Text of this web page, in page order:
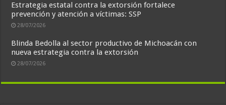
Estrategia estatal contra la extorsión fortalece
prevención y atención a víctimas: SSP
28/07/2026
Blinda Bedolla al sector productivo de Michoacán con
nueva estrategia contra la extorsión
28/07/2026